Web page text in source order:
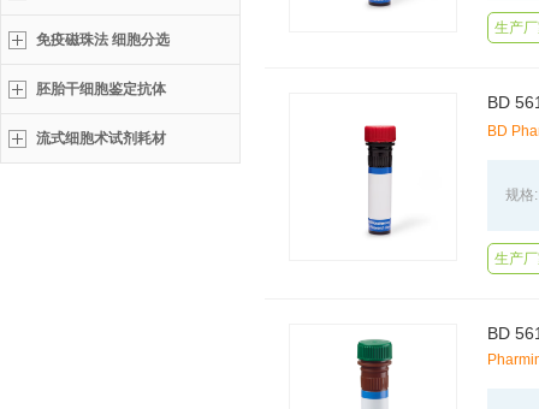
免疫磁珠法 细胞分选
胚胎干细胞鉴定抗体
流式细胞术试剂耗材
生产
BD
BD
规格:
生产
BD